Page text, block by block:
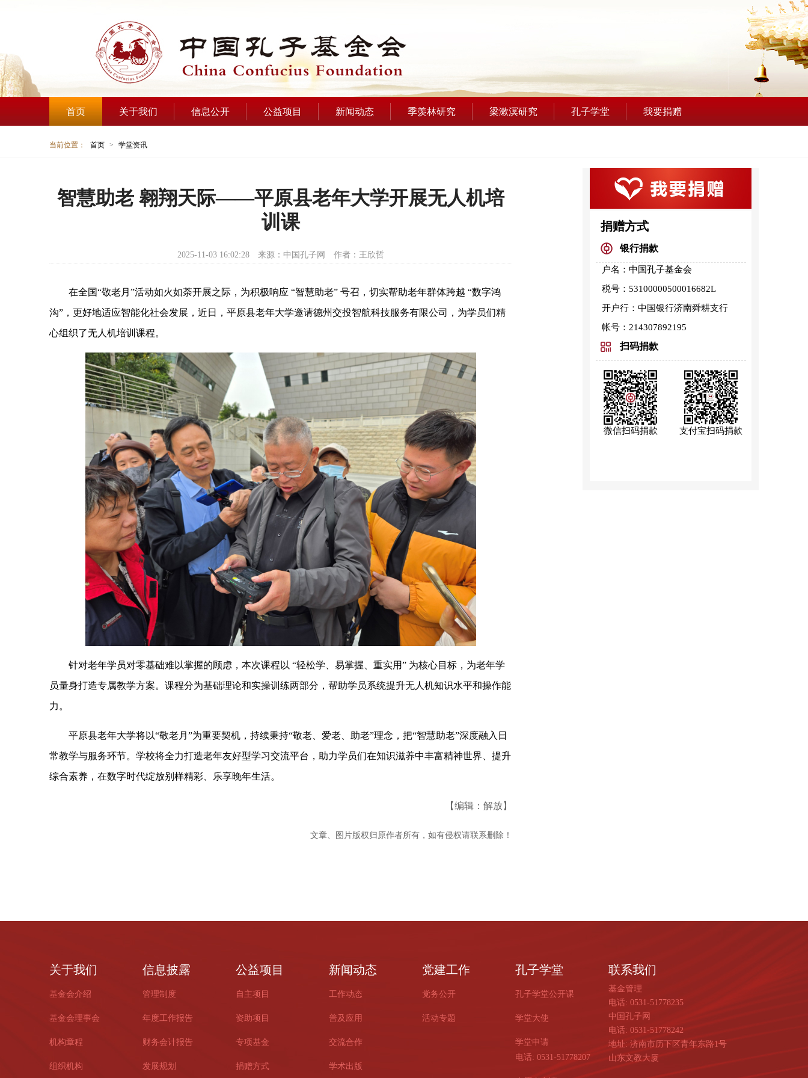
首页 关于我们 信息公开 公益项目 新闻动态 季羡林研究 梁漱溟研究 孔子学堂 我要捐赠
当前位置： 首页 > 学堂资讯
智慧助老 翱翔天际——平原县老年大学开展无人机培
训课
2025-11-03 16:02:28 来源：中国孔子网 作者：王欣哲
在全国“敬老月”活动如火如荼开展之际，为积极响应 “智慧助老” 号召，切实帮助老年群体跨越 “数字鸿
沟”，更好地适应智能化社会发展，近日，平原县老年大学邀请德州交投智航科技服务有限公司，为学员们精
心组织了无人机培训课程。
针对老年学员对零基础难以掌握的顾虑，本次课程以 “轻松学、易掌握、重实用” 为核心目标，为老年学
员量身打造专属教学方案。课程分为基础理论和实操训练两部分，帮助学员系统提升无人机知识水平和操作能
力。
平原县老年大学将以“敬老月”为重要契机，持续秉持“敬老、爱老、助老”理念，把“智慧助老”深度融入日
常教学与服务环节。学校将全力打造老年友好型学习交流平台，助力学员们在知识滋养中丰富精神世界、提升
综合素养，在数字时代绽放别样精彩、乐享晚年生活。
【编辑：解放】
文章、图片版权归原作者所有，如有侵权请联系删除！
捐赠方式
银行捐款
户名：中国孔子基金会
税号：53100000500016682L
开户行：中国银行济南舜耕支行
帐号：214307892195
扫码捐款
微信扫码捐款 支付宝扫码捐款
关于我们
基金会介绍
基金会理事会
机构章程
组织机构
信息披露
管理制度
年度工作报告
财务会计报告
发展规划
公益项目
自主项目
资助项目
专项基金
捐赠方式
新闻动态
工作动态
普及应用
交流合作
学术出版
党建工作
党务公开
活动专题
孔子学堂
孔子学堂公开课
学堂大使
学堂申请
电话: 0531-51778207
联系我们
基金管理
电话: 0531-51778235
中国孔子网
电话: 0531-51778242
地址: 济南市历下区青年东路1号
山东文教大厦